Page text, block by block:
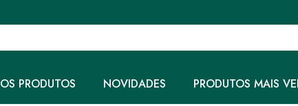
PRODUTOS NOVIDADES PRODUTOS MAIS